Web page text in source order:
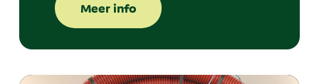
Meer info